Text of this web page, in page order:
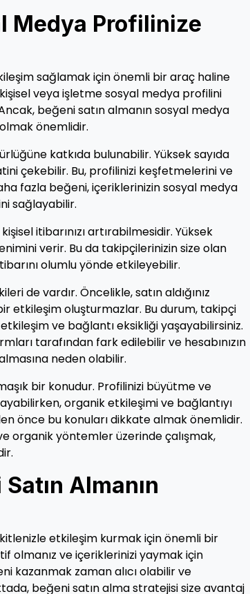
Medya Profilinize
sağlamak için önemli bir araç haline
veya işletme sosyal medya profilini
beğeni satın almanın sosyal medya
önemlidir.
katkıda bulunabilir. Yüksek sayıda
çekebilir. Bu, profilinizi keşfetmelerini ve
fazla beğeni, içeriklerinizin sosyal medya
sağlayabilir.
itibarınızı artırabilmesidir. Yüksek
verir. Bu da takipçilerinizin size olan
olumlu yönde etkileyebilir.
de vardır. Öncelikle, satın aldığınız
etkileşim oluşturmazlar. Bu durum, takipçi
ve bağlantı eksikliği yaşayabilirsiniz.
tarafından fark edilebilir ve hesabınızın
neden olabilir.
bir konudur. Profilinizi büyütme ve
organik etkileşimi ve bağlantıyı
önce bu konuları dikkate almak önemlidir.
organik yöntemler üzerinde çalışmak,
Almanın
etkileşim kurmak için önemli bir
olmanız ve içeriklerinizi yaymak için
kazanmak zaman alıcı olabilir ve
beğeni satın alma stratejisi size avantaj